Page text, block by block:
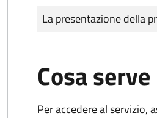
Tipo di pagamento
Importo
La presentazione della
Cosa serve
Per accedere al servizio,